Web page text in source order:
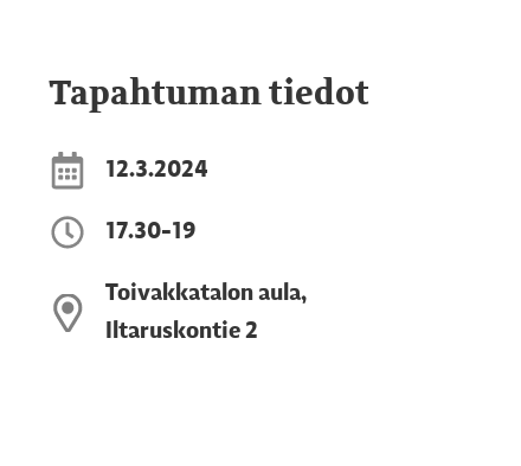
Tapahtuman tiedot
12.3.2024
17.30-19
Toivakkatalon aula,
Iltaruskontie 2